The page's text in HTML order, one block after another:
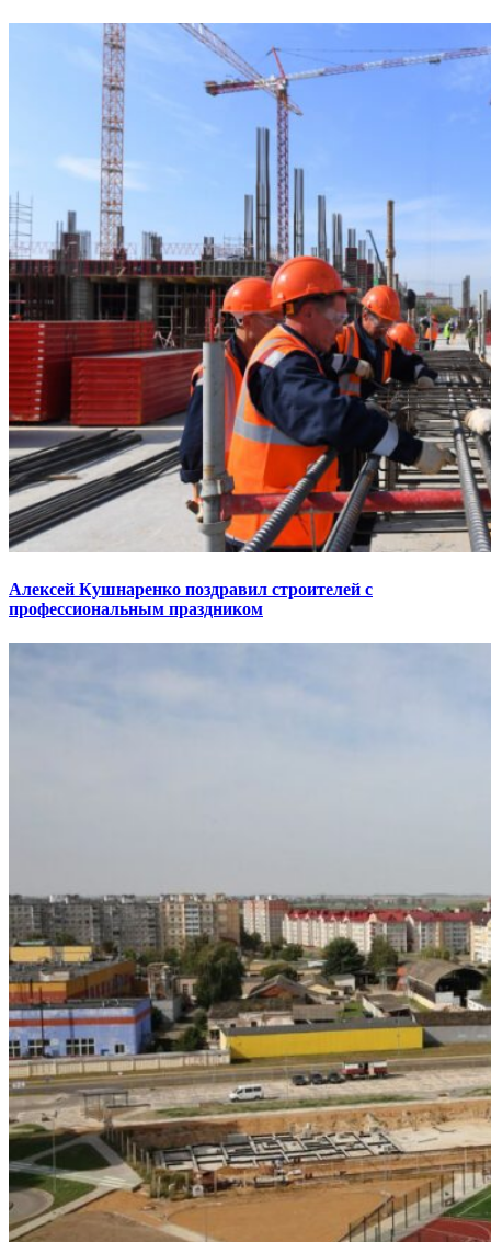
Алексей Кушнаренко поздравил строителей с
профессиональным праздником